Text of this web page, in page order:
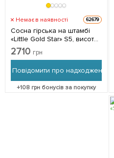
Немає в наявності 62679
Сосна гірська на штамбі
«Little Gold Star» S5, висота
60-80см 1 саджанець в
упаковці
2710 грн
Повідомити про надходження
+108 грн бонусів за покупку